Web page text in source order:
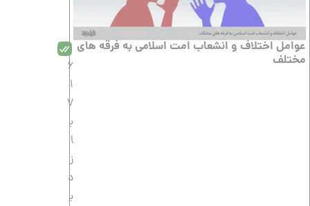
عوامل اختلاف و انشعاب امت اسلامی به فرقه های
مختلف
6
1
7
ب
ا
ز
د
ی